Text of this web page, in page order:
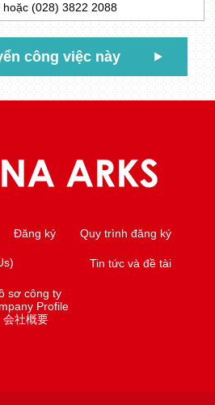
(028) 3822 2088
công việc này
Đăng ký Quy trình đăng ký
Tin tức và đề tài
sơ công ty
Profile
会社概要